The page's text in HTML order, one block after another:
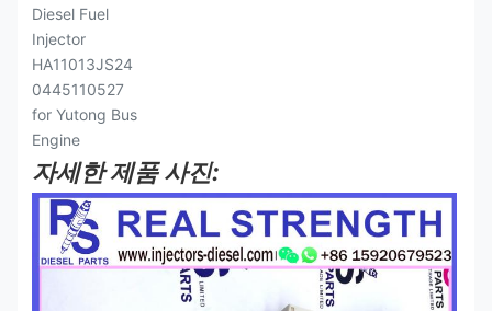
자세한 제품 사진: